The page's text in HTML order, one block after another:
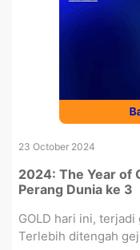
23 October 2024
2024: The Year of
Perang Dunia ke 3
GOLD hari ini,
Terlebih ditengah